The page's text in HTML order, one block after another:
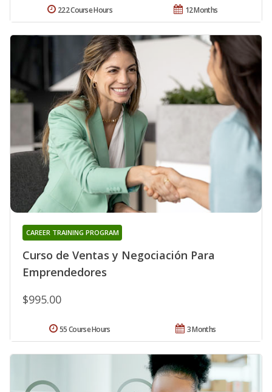
12 Months
222 Course Hours
Curso de Ventas y Negociación Para
Emprendedores
CAREER TRAINING PROGRAM
$995.00
3 Months
55 Course Hours